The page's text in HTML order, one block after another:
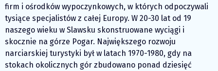
firm i ośrodków wypoczynkowych, w których odpoczywali
tysiące specjalistów z całej Europy. W 20-30 lat od 19
naszego wieku w Slawsku skonstruowane wyciągi i
skocznie na górze Pogar. Największego rozwoju
narciarskiej turystyki był w latach 1970-1980, gdy na
stokach okolicznych gór zbudowano ponad dziesięć